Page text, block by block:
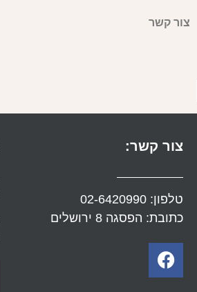
צור קשר
צור קשר:
טלפון: 02-6420990
כתובת: הפסגה 8 ירושלים